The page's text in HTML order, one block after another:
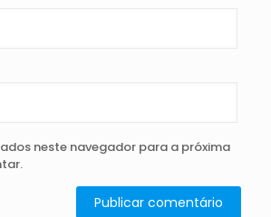
neste navegador para a próxima